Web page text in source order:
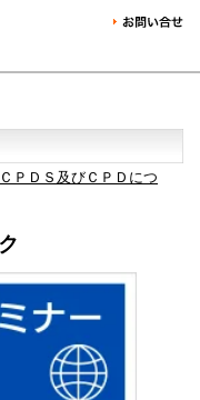
ＣＰＤＳ及びＣＰＤにつ